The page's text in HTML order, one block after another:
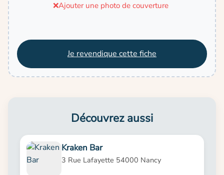
❌Ajouter une photo de couverture
Je revendique cette fiche
Découvrez aussi
Kraken Bar
3 Rue Lafayette 54000 Nancy